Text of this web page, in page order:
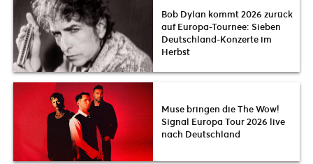
Bob Dylan kommt 2026 zurück
auf Europa-Tournee: Sieben
Deutschland-Konzerte im
Herbst
Muse bringen die The Wow!
Signal Europa Tour 2026 live
nach Deutschland